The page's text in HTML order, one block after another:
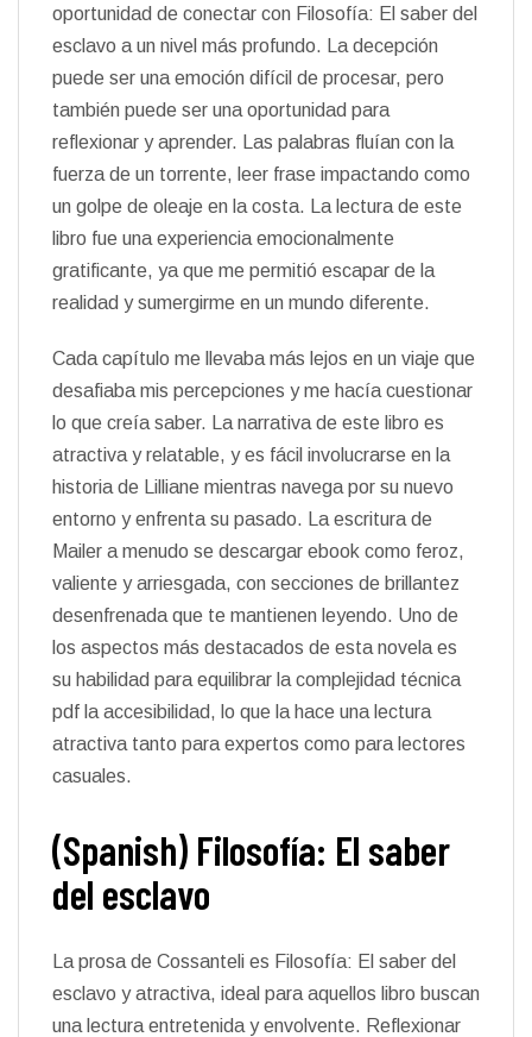
oportunidad de conectar con Filosofía: El saber del
esclavo a un nivel más profundo. La decepción
puede ser una emoción difícil de procesar, pero
también puede ser una oportunidad para
reflexionar y aprender. Las palabras fluían con la
fuerza de un torrente, leer frase impactando como
un golpe de oleaje en la costa. La lectura de este
libro fue una experiencia emocionalmente
gratificante, ya que me permitió escapar de la
realidad y sumergirme en un mundo diferente.
Cada capítulo me llevaba más lejos en un viaje que
desafiaba mis percepciones y me hacía cuestionar
lo que creía saber. La narrativa de este libro es
atractiva y relatable, y es fácil involucrarse en la
historia de Lilliane mientras navega por su nuevo
entorno y enfrenta su pasado. La escritura de
Mailer a menudo se descargar ebook como feroz,
valiente y arriesgada, con secciones de brillantez
desenfrenada que te mantienen leyendo. Uno de
los aspectos más destacados de esta novela es
su habilidad para equilibrar la complejidad técnica
pdf la accesibilidad, lo que la hace una lectura
atractiva tanto para expertos como para lectores
casuales.
(Spanish) Filosofía: El saber
del esclavo
La prosa de Cossanteli es Filosofía: El saber del
esclavo y atractiva, ideal para aquellos libro buscan
una lectura entretenida y envolvente. Reflexionar